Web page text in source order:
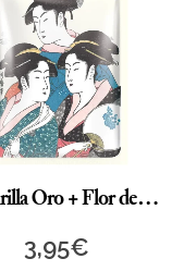
Mascarilla Oro + Flor de Cerezo
3,95€